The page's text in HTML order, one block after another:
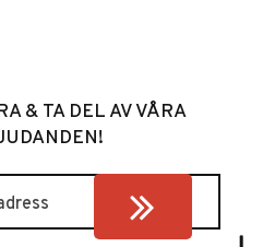
& TA DEL AV VÅRA